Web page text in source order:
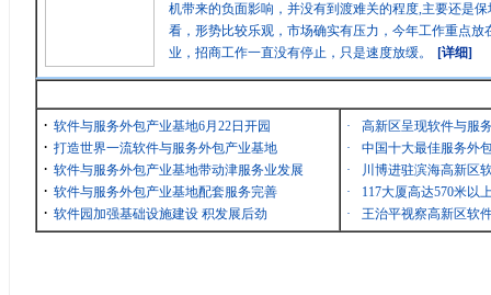
机带来的负面影响，并没有到渡难关的程度,主要还是
看，形势比较乐观，市场确实有压力，今年工作重点放
业，招商工作一直没有停止，只是速度放缓。
[详细]
· 软件与服务外包产业基地6月22日开园
· 打造世界一流软件与服务外包产业基地
· 软件与服务外包产业基地带动津服务业发展
· 软件与服务外包产业基地配套服务完善
· 软件园加强基础设施建设 积发展后劲
·
高新区呈现软件与服
·
中国十大最佳服务外
·
川博进驻滨海高新区
·
117大厦高达570米以
·
王治平视察高新区软